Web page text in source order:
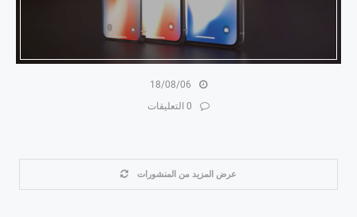
18/08/06
0 التعليقات
عرض المزيد من المنشورات